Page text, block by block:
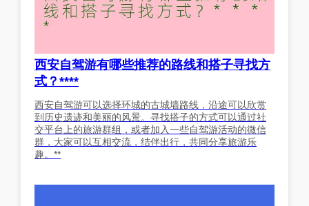
西安自驾游有哪些推荐的路线和搭子寻找方
式？****
西安自驾游可以选择环城的古城墙路线，沿途可以欣赏
到历史遗迹和美丽的风景。寻找搭子的方式可以通过社
交平台上的旅游群组，或者加入一些自驾游活动的微信
群，大家可以互相交流，结伴出行，共同分享旅游乐
趣。**